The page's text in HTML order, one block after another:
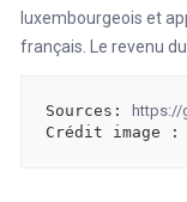
luxembourgeois et
français. Le revenu
Sources: https://
Crédit image :